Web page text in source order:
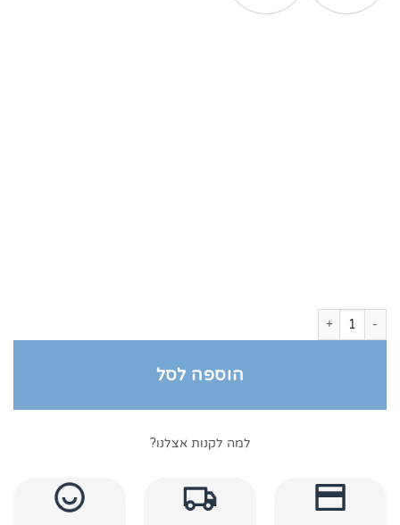
כמות של חלוק רחצה מגבת צווארון צרפתי פטרול
הוספה לסל
למה לקנות אצלנו?